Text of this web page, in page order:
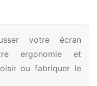
votre écran
ergonomie et
ou fabriquer le